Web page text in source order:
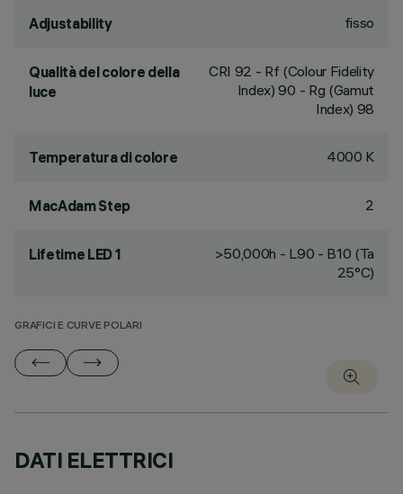
Adjustability fisso
Qualità del colore della
luce
CRI 92 - Rf (Colour Fidelity
Index) 90 - Rg (Gamut
Index) 98
Temperatura di colore 4000 K
MacAdam Step 2
Lifetime LED 1
>50,000h - L90 - B10 (Ta
25°C)
GRAFICI E CURVE POLARI
DATI ELETTRICI